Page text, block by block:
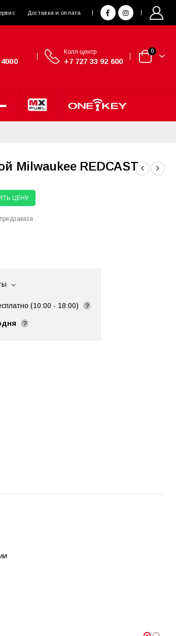
Доставка и оплата
Колл-центр
+7 727 33 92 600
0
Milwaukee REDCAST
ЦЕНУ
(10:00 - 18:00) ?
?